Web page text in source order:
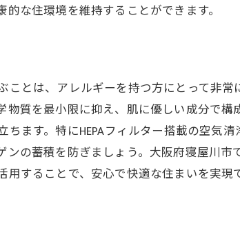
除チェックリストを活用
る持続可能なハウスクリーニングの知恵
品の選択肢
すリサイクル掃除法
ニング剤の作り方
した清掃計画
用した掃除コミュニティ
活を支える掃除の心得
な住環境を維持することができます。
とは、アレルギーを持つ方にとって非
質を最小限に抑え、肌に優しい成分で
ます。特にHEPAフィルター搭載の空気
の蓄積を防ぎましょう。大阪府寝屋川
することで、安心で快適な住まいを実